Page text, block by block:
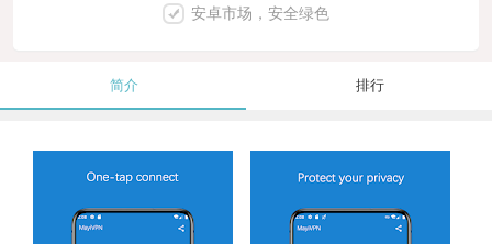
安卓市场，安全绿色
简介 排行